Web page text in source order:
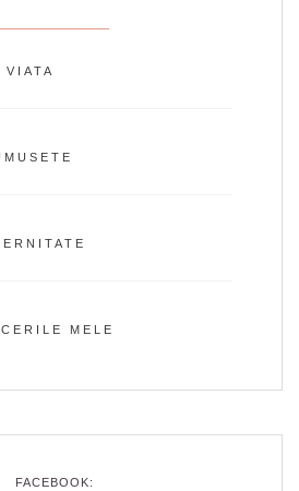
VIATA
MELE
FACEBOOK: